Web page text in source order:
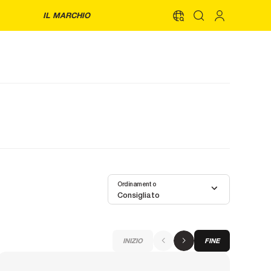
IL MARCHIO
Consigliato
Ordinamento
INIZIO FINE